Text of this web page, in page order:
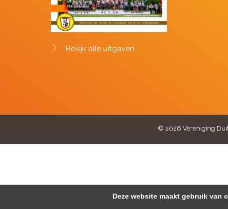
Bekijk alle uitgaven
© 2026 Vereniging
Deze website maakt gebruik van